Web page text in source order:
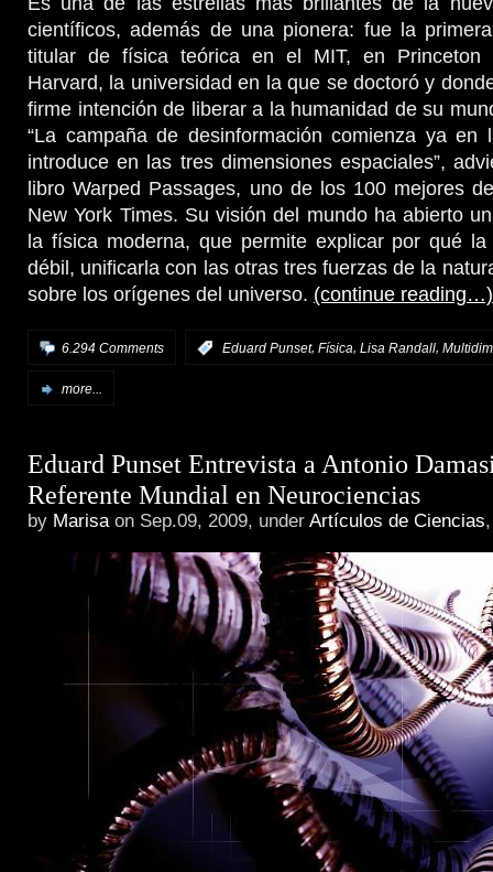
científicos, además de una pionera: fue la
titular de física teórica en el MIT, en
Harvard, la universidad en la que se doctoró y
firme intención de liberar a la humanidad de su
“La campaña de desinformación comienza ya en
introduce en las tres dimensiones espaciales”,
libro Warped Passages, uno de los 100 mejores
New York Times. Su visión del mundo ha abierto
la física moderna, que permite explicar por qué
débil, unificarla con las otras tres fuerzas de la
sobre los orígenes del universo. (continue reading…)
6.294 Comments Eduard Punset, Física, Lisa Randall,
more...
Eduard Punset Entrevista a Antonio
Referente Mundial en Neurociencias
by Marisa on Sep.09, 2009, under Artículos de Ciencias